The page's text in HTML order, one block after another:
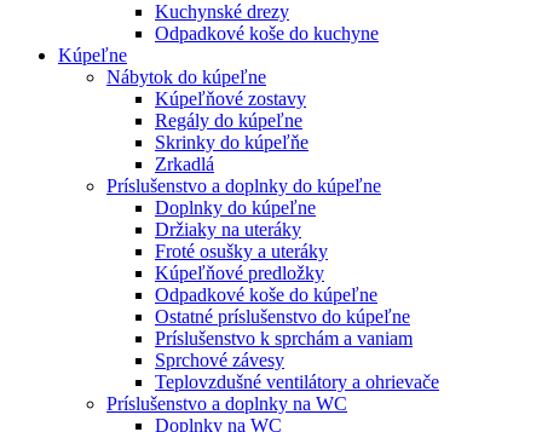
Kuchynské drezy
Odpadkové koše do kuchyne
Kúpeľne
Nábytok do kúpeľne
Kúpeľňové zostavy
Regály do kúpeľne
Skrinky do kúpeľňe
Zrkadlá
Príslušenstvo a doplnky do kúpeľne
Doplnky do kúpeľne
Držiaky na uteráky
Froté osušky a uteráky
Kúpeľňové predložky
Odpadkové koše do kúpeľne
Ostatné príslušenstvo do kúpeľne
Príslušenstvo k sprchám a vaniam
Sprchové závesy
Teplovzdušné ventilátory a ohrievače
Príslušenstvo a doplnky na WC
Doplnky na WC